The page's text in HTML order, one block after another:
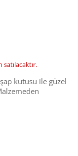
satılacaktır.
kutusu ile güzel